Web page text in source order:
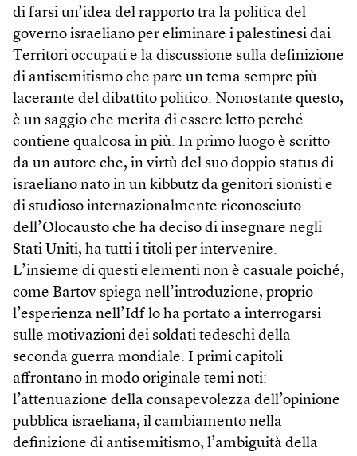
di farsi un’idea del rapporto tra la politica del
governo israeliano per eliminare i palestinesi dai
Territori occupati e la discussione sulla definizione
di antisemitismo che pare un tema sempre più
lacerante del dibattito politico. Nonostante questo,
è un saggio che merita di essere letto perché
contiene qualcosa in più. In primo luogo è scritto
da un autore che, in virtù del suo doppio status di
israeliano nato in un kibbutz da genitori sionisti e
di studioso internazionalmente riconosciuto
dell’Olocausto che ha deciso di insegnare negli
Stati Uniti, ha tutti i titoli per intervenire.
L’insieme di questi elementi non è casuale poiché,
come Bartov spiega nell’introduzione, proprio
l’esperienza nell’Idf lo ha portato a interrogarsi
sulle motivazioni dei soldati tedeschi della
seconda guerra mondiale. I primi capitoli
affrontano in modo originale temi noti:
l’attenuazione della consapevolezza dell’opinione
pubblica israeliana, il cambiamento nella
definizione di antisemitismo, l’ambiguità della